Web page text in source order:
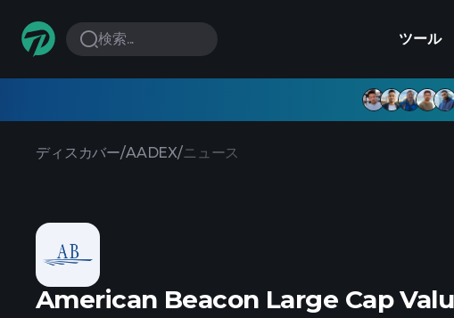
検索... ツール
ディスカバー/AADEX/ニュース
American Beacon Large Cap